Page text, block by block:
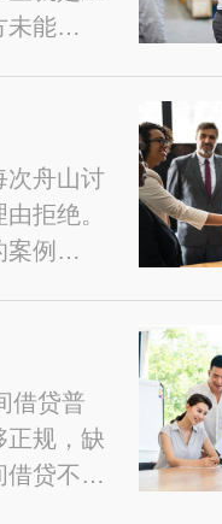
未能…
次舟山讨
拒绝。
案例…
借贷普
正规，缺
借贷不…